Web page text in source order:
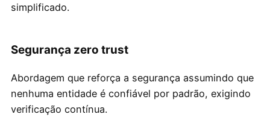
simplificado.
Segurança zero trust
Abordagem que reforça a segurança assumindo que
nenhuma entidade é confiável por padrão, exigindo
verificação contínua.